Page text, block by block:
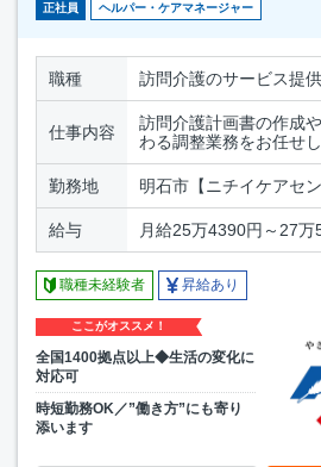
正社員 ヘルパー・ケアマネージャー
職種 訪問介護のサービス提
仕事内容
訪問介護計画書の作成
わる調整業務をお任せし
勤務地 明石市【ニチイケアセン
給与 月給25万4390円～27万
職種未経験者 昇給あり
ここがオススメ！
全国1400拠点以上◆生活の変化に
対応可
時短勤務OK／”働き方”にも寄り
添います